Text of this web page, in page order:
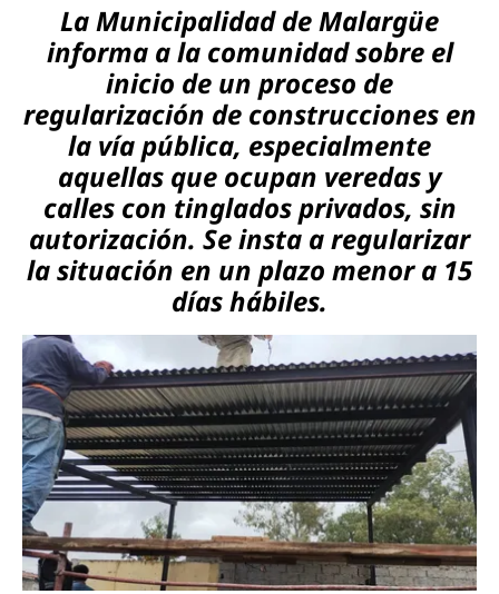
La Municipalidad de Malargüe
informa a la comunidad sobre el
inicio de un proceso de
regularización de construcciones en
la vía pública, especialmente
aquellas que ocupan veredas y
calles con tinglados privados, sin
autorización. Se insta a regularizar
la situación en un plazo menor a 15
días hábiles.